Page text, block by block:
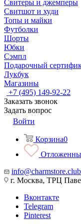
Свитеры и джемперы
Свитшот и худи
Топы и майки
Футболки
Шорты
Юбки
Сэмпл
Подарочный
Лукбук
Магазины
+7 (495) 149-92-22
Заказать звонок
Задать вопрос
Войти
Корзина0
info@charmstore.club
г. Москва, ТРЦ
Вконтакте
Telegram
Pinterest